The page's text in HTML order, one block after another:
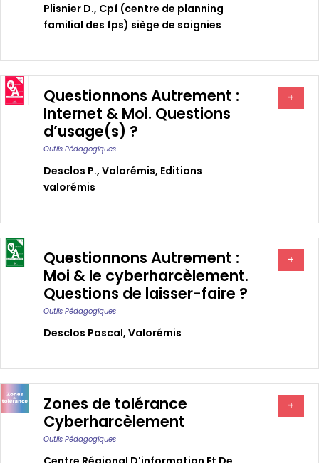
Plisnier D., Cpf (centre de planning
familial des fps) siège de soignies
Questionnons Autrement :
Internet & Moi. Questions
d’usage(s) ?
Outils Pédagogiques
Desclos P., Valorémis, Editions
valorémis
+
Questionnons Autrement :
Moi & le cyberharcèlement.
Questions de laisser-faire ?
Outils Pédagogiques
Desclos Pascal, Valorémis
+
Zones de tolérance
Cyberharcèlement
Outils Pédagogiques
+